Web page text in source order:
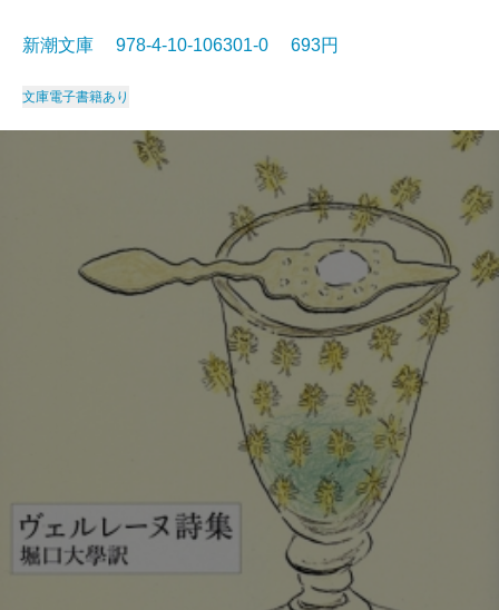
新潮文庫 978-4-10-106301-0 693円
文庫電子書籍あり